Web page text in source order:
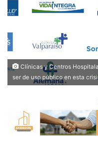
Clínicas y Centros
ser de uso público en esta